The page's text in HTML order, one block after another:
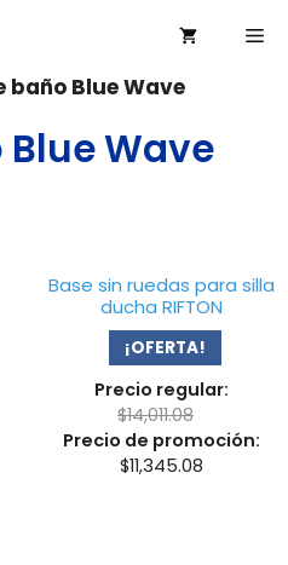
baño Blue Wave
Wave
Base sin ruedas para silla
ducha RIFTON
¡OFERTA!
Precio regular:
$14,011.08
Precio de promoción:
$11,345.08